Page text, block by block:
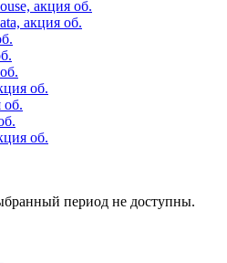
акция об.
акция об.
об.
об.
об.
период не доступны.